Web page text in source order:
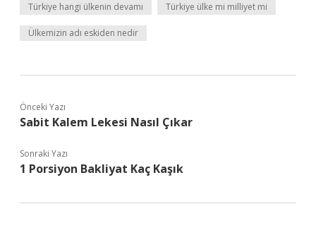
Türkiye hangi ülkenin devamı Türkiye ülke mi milliyet mi
Ülkemizin adı eskiden nedir
Önceki Yazı
Sabit Kalem Lekesi Nasıl Çıkar
Sonraki Yazı
1 Porsiyon Bakliyat Kaç Kaşık